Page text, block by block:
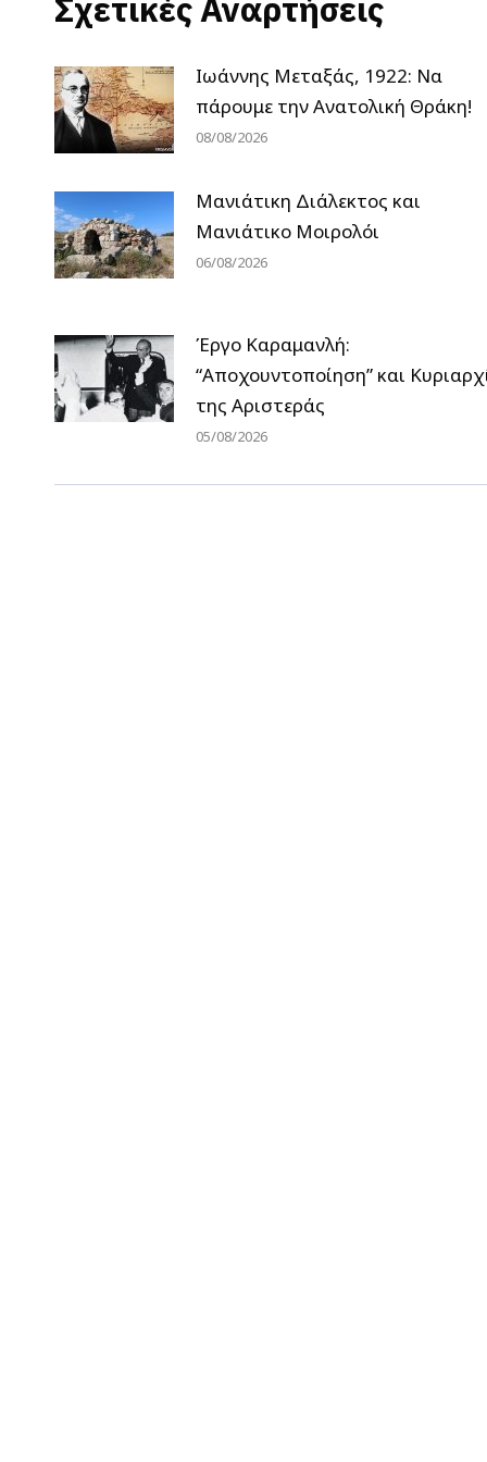
Σχετικές Αναρτήσεις
Ιωάννης Μεταξάς, 1922: Να
πάρουμε την Ανατολική Θράκη!
08/08/2026
Μανιάτικη Διάλεκτος και
Μανιάτικο Μοιρολόι
06/08/2026
Έργο Καραμανλή:
“Αποχουντοποίηση” και
της Αριστεράς
05/08/2026